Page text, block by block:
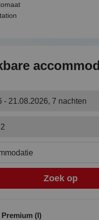
- 21.08.2026, 7 nachten
Zoek op
(I)